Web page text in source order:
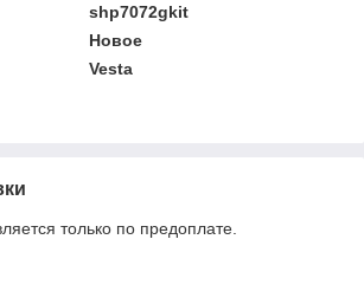
shp7072gkit
Новое
Vesta
только по предоплате.